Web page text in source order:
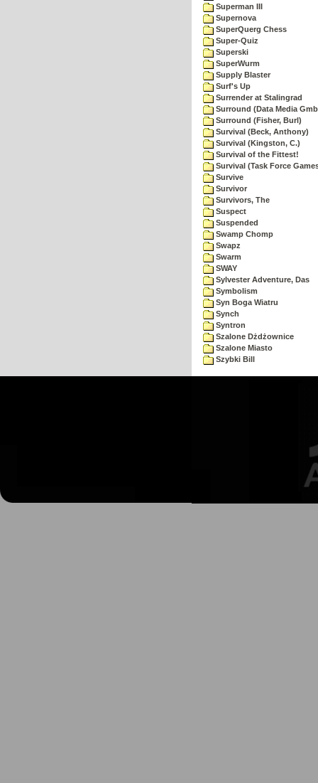
Superman III
Supernova
SuperQuerg Chess
Super-Quiz
Superski
SuperWurm
Supply Blaster
Surf's Up
Surrender at Stalingrad
Surround (Data Media
Surround (Fisher, Burl)
Survival (Beck, Anthony)
Survival (Kingston, C.)
Survival of the Fittest!
Survival (Task Force
Survive
Survivor
Survivors, The
Suspect
Suspended
Swamp Chomp
Swapz
Swarm
SWAY
Sylvester Adventure, Das
Symbolism
Syn Boga Wiatru
Synch
Syntron
Szalone Dżdżownice
Szalone Miasto
Szybki Bill